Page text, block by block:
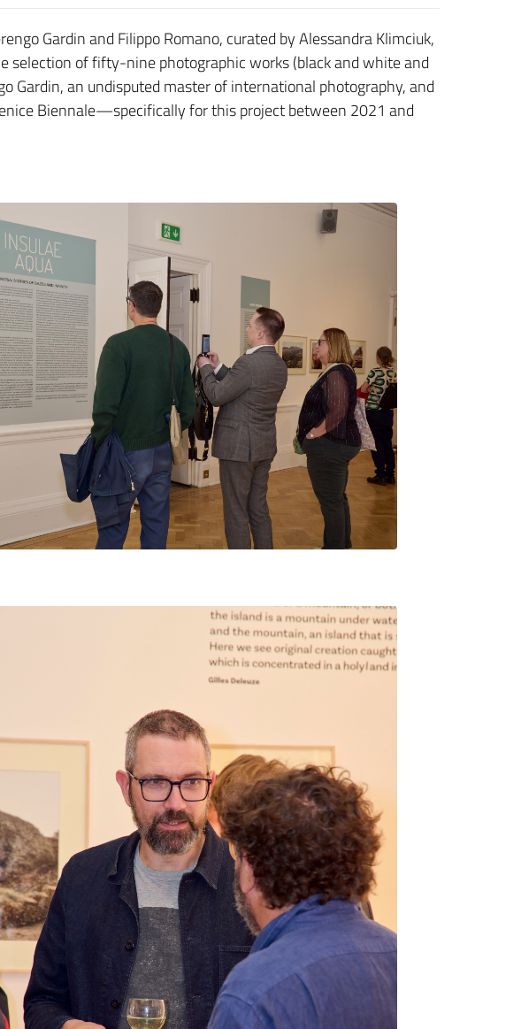
Gardin and Filippo Romano, curated by Alessandra Klimciuk,
selection of fifty-nine photographic works (black and white and
Gardin, an undisputed master of international photography, and
Biennale—specifically for this project between 2021 and